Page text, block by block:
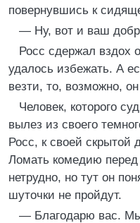
повернувшись к
— Ну, вот и ваш
Росс сдержал вздох
удалось избежать. А
везти, то, возможно,
Человек, которого
вылез из своего
Росс, к своей скрытой
Ломать комедию
нетрудно, но тут он
шуточки не пройдут.
— Благодарю вас.